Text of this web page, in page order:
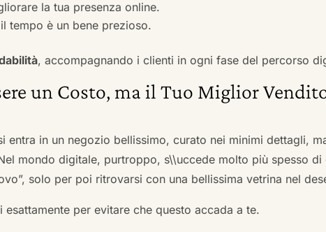
la tua presenza online.
tempo è un bene prezioso.
, accompagnando i clienti in ogni fase del percorso
un Costo, ma il Tuo Miglior
entra in un negozio bellissimo, curato nei minimi dettagli,
mondo digitale, purtroppo, s\\uccede molto più spesso di
solo per poi ritrovarsi con una bellissima vetrina nel
esattamente per evitare che questo accada a te.